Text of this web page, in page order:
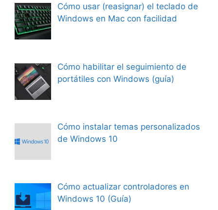
Cómo usar (reasignar) el teclado de
Windows en Mac con facilidad
Cómo habilitar el seguimiento de
portátiles con Windows (guía)
Cómo instalar temas personalizados
de Windows 10
Cómo actualizar controladores en
Windows 10 (Guía)